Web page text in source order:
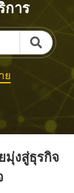
าร
ย
งสู่ธุรกิจ